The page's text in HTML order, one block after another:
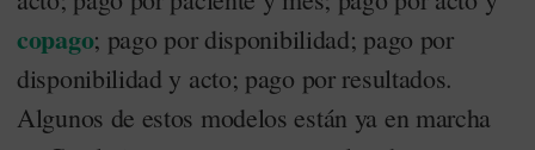
copago; pago por disponibilidad; pago por
disponibilidad y acto; pago por resultados.
Algunos de estos modelos están ya en marcha